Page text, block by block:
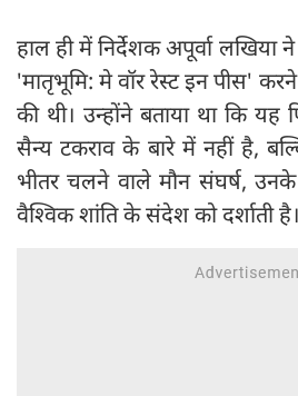
हाल ही में निर्देशक अपूर्वा लखिया
'मातृभूमि: मे वॉर रेस्ट इन पीस'
की थी। उन्होंने बताया था कि यह
सैन्य टकराव के बारे में नहीं है,
भीतर चलने वाले मौन संघर्ष,
वैश्विक शांति के संदेश को दर्शाती है।